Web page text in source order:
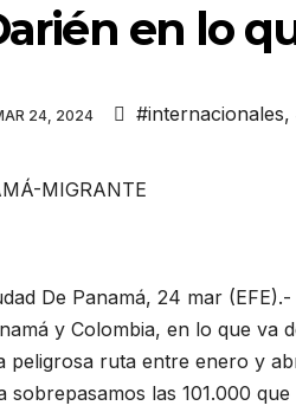
en lo
24, 2024 #internacionales,
De Panamá, 24 mar
y Colombia, en lo que va
peligrosa ruta entre enero y
sobrepasamos las 101.000